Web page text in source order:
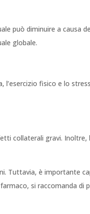
può diminuire a causa
globale.
fisico e lo
collaterali gravi.
Tuttavia, è importante
si raccomanda di